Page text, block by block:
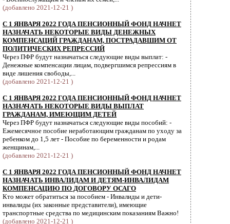
(добавлено 2021-12-21 )
С 1 ЯНВАРЯ 2022 ГОДА ПЕНСИОННЫЙ ФОНД НАЧНЕТ
НАЗНАЧАТЬ НЕКОТОРЫЕ ВИДЫ ДЕНЕЖНЫХ
КОМПЕНСАЦИЙ ГРАЖДАНАМ, ПОСТРАДАВШИМ ОТ
ПОЛИТИЧЕСКИХ РЕПРЕССИЙ
Через ПФР будут назначаться следующие виды выплат: -
Денежные компенсации лицам, подвергшимся репрессиям в
виде лишения свободы,...
(добавлено 2021-12-21 )
С 1 ЯНВАРЯ 2022 ГОДА ПЕНСИОННЫЙ ФОНД НАЧНЕТ
НАЗНАЧАТЬ НЕКОТОРЫЕ ВИДЫ ВЫПЛАТ
ГРАЖДАНАМ, ИМЕЮЩИМ ДЕТЕЙ
Через ПФР будут назначаться следующие виды пособий: -
Ежемесячное пособие неработающим гражданам по уходу за
ребенком до 1,5 лет - Пособие по беременности и родам
женщинам,...
(добавлено 2021-12-21 )
С 1 ЯНВАРЯ 2022 ГОДА ПЕНСИОННЫЙ ФОНД НАЧНЕТ
НАЗНАЧАТЬ ИНВАЛИДАМ И ДЕТЯМ-ИНВАЛИДАМ
КОМПЕНСАЦИЮ ПО ДОГОВОРУ ОСАГО
Кто может обратиться за пособием - Инвалиды и дети-
инвалиды (их законные представители), имеющие
транспортные средства по медицинским показаниям Важно!
(добавлено 2021-12-21 )